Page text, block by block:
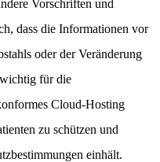
Vorschriften und
dass die Informationen vor
oder der Veränderung
für die
Cloud-Hosting
zu schützen und
einhält.